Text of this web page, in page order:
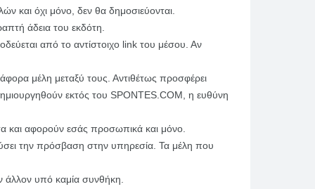
και όχι μόνο, δεν θα δημοσιεύονται.
άδεια του εκδότη.
από το αντίστοιχο link του μέσου. Αν
μέλη μεταξύ τους. Αντιθέτως προσφέρει
εκτός του SPONTES.COM, η ευθύνη
και αφορούν εσάς προσωπικά και μόνο.
την πρόσβαση στην υπηρεσία. Τα μέλη που
άλλον υπό καμία συνθήκη.